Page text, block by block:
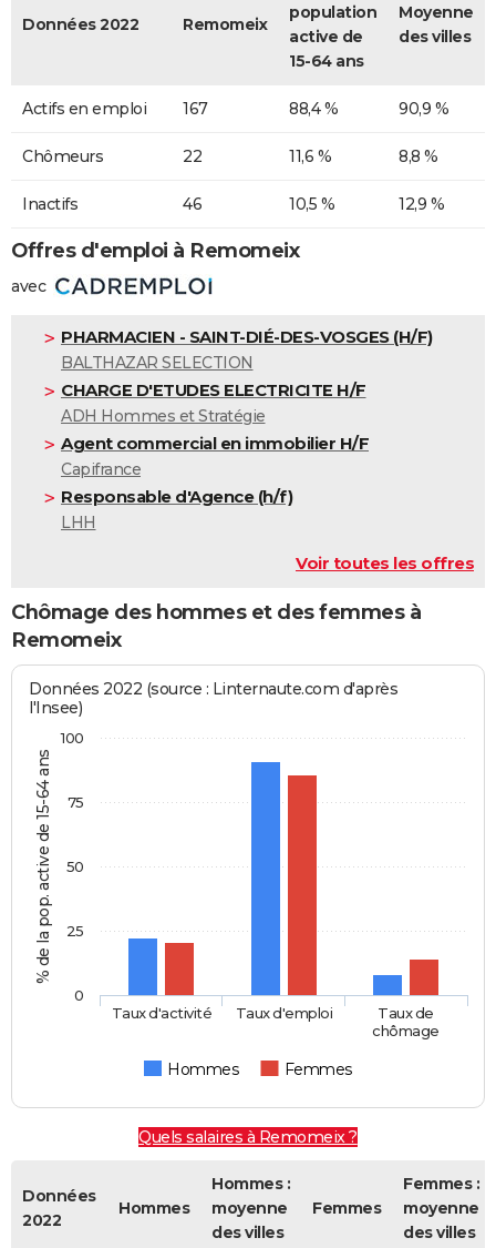
Données 2022 Remomeix
population
active de
15-64 ans
Moyenne
des villes
Actifs en emploi 167 88,4 % 90,9 %
Chômeurs 22 11,6 % 8,8 %
Inactifs 46 10,5 % 12,9 %
Offres d'emploi à Remomeix
avec
PHARMACIEN - SAINT-DIÉ-DES-VOSGES (H/F)
BALTHAZAR SELECTION
CHARGE D'ETUDES ELECTRICITE H/F
ADH Hommes et Stratégie
Agent commercial en immobilier H/F
Capifrance
Responsable d'Agence (h/f)
LHH
Voir toutes les offres
Chômage des hommes et des femmes à
Remomeix
% de la pop. active de 15-64 ans
Données 2022 (source : Linternaute.com d'après
l'Insee)
Hommes Femmes
Taux d'activité Taux d'emploi
Taux de
chômage
0
25
50
75
100
Quels salaires à Remomeix ?
Données
2022
Hommes
Hommes :
moyenne
des villes
Femmes
Femmes :
moyenne
des villes